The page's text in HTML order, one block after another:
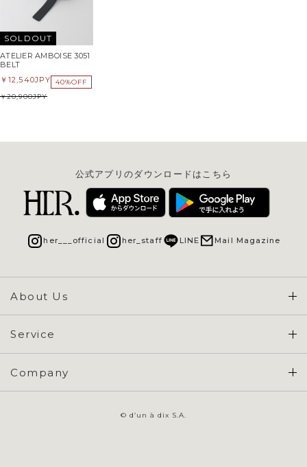
SOLDOUT
ATELIER AMBOISE 3051
BELT
12,540JPY 40%OFF
20,900JPY
About Us
Concept & Overview
Service
会員登録 / ログイン
ご利用ガイド
Company
公式アプリのダウンロードはこちら
her___official her_staff LINE Mail Magazine
© d’un à dix S.A.